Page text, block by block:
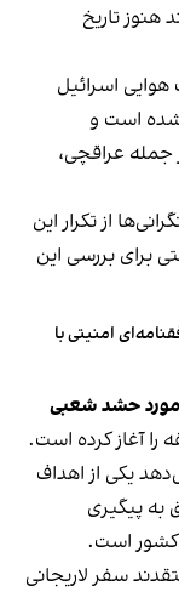
هنوز تاریخ
حملات هوایی اسرائیل
شده است و
عراقچی،
از تکرار این
برای بررسی این
امنیتی با
مورد حشد شعبی
یکی از اهداف
پیگیری
کشور است.
سفر لاریجانی